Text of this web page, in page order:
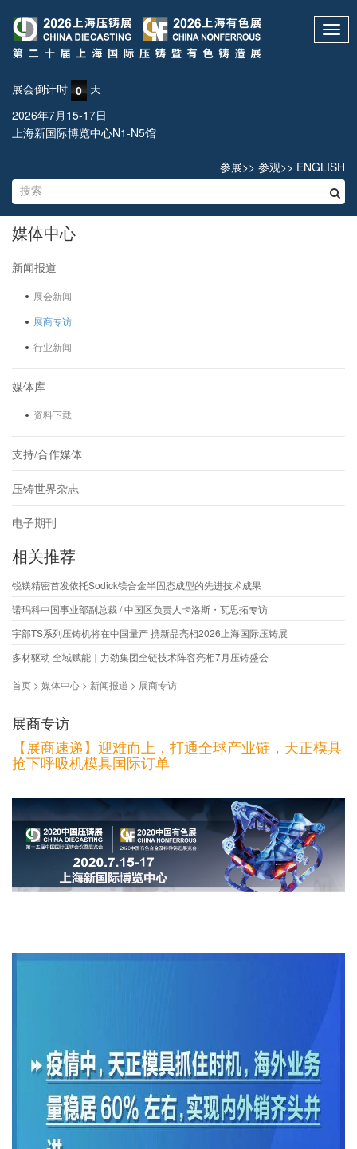
展会倒计时 0 天
2026年7月15-17日
上海新国际博览中心N1-N5馆
参展>> 参观>> ENGLISH
媒体中心
新闻报道
展会新闻
展商专访
行业新闻
媒体库
资料下载
支持/合作媒体
压铸世界杂志
电子期刊
相关推荐
锐镁精密首发依托Sodick镁合金半固态成型的先进技术成果
诺玛科中国事业部副总裁 / 中国区负责人卡洛斯・瓦思拓专访
宇部TS系列压铸机将在中国量产 携新品亮相2026上海国际压铸展
多材驱动 全域赋能｜力劲集团全链技术阵容亮相7月压铸盛会
首页 > 媒体中心 > 新闻报道 > 展商专访
展商专访
【展商速递】迎难而上，打通全球产业链，天正模具
抢下呼吸机模具国际订单